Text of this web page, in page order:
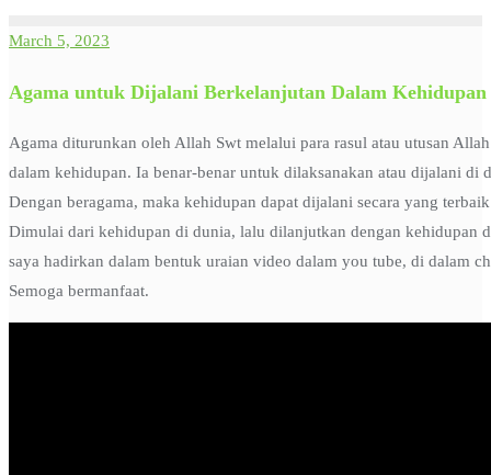
March 5, 2023
Agama untuk Dijalani Berkelanjutan Dalam Kehidupan
Agama diturunkan oleh Allah Swt melalui para rasul atau utusan
dalam kehidupan. Ia benar-benar untuk dilaksanakan atau dijalani di
Dengan beragama, maka kehidupan dapat dijalani secara yang
Dimulai dari kehidupan di dunia, lalu dilanjutkan dengan kehidupan
saya hadirkan dalam bentuk uraian video dalam you tube, di dalam
Semoga bermanfaat.